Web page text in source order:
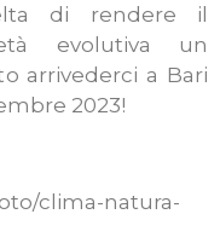
di rendere il
evolutiva un
arrivederci a Bari
2023!
clima-natura-